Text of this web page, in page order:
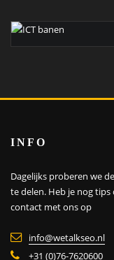
INFO
Dagelijks proberen we
te delen. Heb je nog tips
contact met ons op
info@wetalkseo.nl
+31 (0)76-7620600